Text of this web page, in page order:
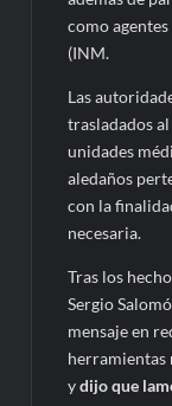
como
(INM.
Las
trasladados
unidades
aledaños
con la
necesaria.
Tras los
Sergio
mensaje en
herramientas
ydijo que